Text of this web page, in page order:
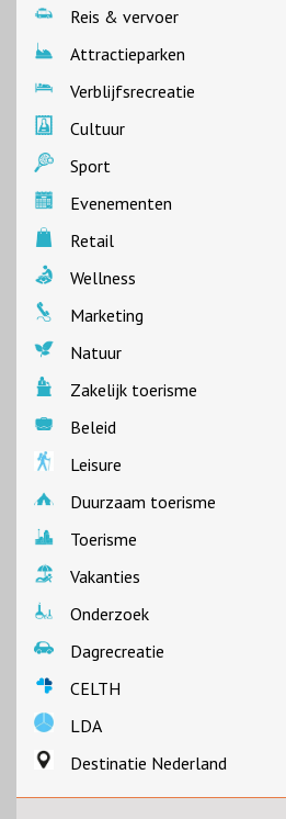
Reis & vervoer
Attractieparken
Verblijfsrecreatie
Cultuur
Sport
Evenementen
Retail
Wellness
Marketing
Natuur
Zakelijk toerisme
Beleid
Leisure
Duurzaam toerisme
Toerisme
Vakanties
Onderzoek
Dagrecreatie
CELTH
LDA
Destinatie Nederland